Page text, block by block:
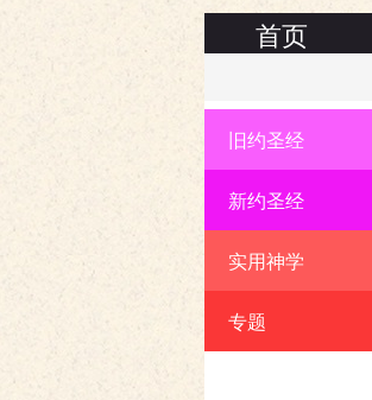
首页
旧约圣经
新约圣经
实用神学
专题